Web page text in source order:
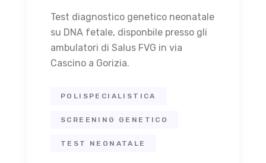
Test diagnostico genetico neonatale
su DNA fetale, disponbile presso gli
ambulatori di Salus FVG in via
Cascino a Gorizia.
POLISPECIALISTICA
SCREENING GENETICO
TEST NEONATALE